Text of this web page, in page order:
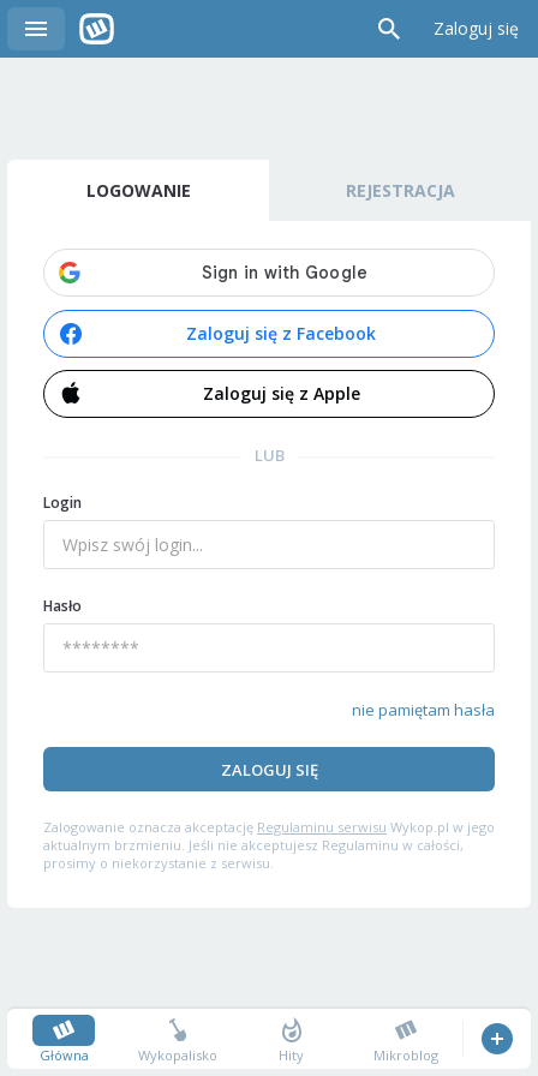
Zaloguj się
LOGOWANIE REJESTRACJA
Zaloguj się z Facebook
Zaloguj się z Apple
LUB
Login
Hasło
nie pamiętam hasła
ZALOGUJ SIĘ
Zalogowanie oznacza akceptację Regulaminu serwisu Wykop.pl w jego
aktualnym brzmieniu. Jeśli nie akceptujesz Regulaminu w całości,
prosimy o niekorzystanie z serwisu.
Główna Wykopalisko Hity Mikroblog